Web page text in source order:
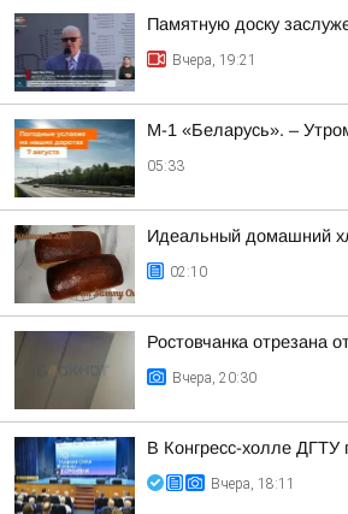
Памятную доску
Вчера, 19:21
М-1 «Беларусь». –
05:33
Идеальный домашний
02:10
Ростовчанка отрезана
Вчера, 20:30
В Конгресс-холле ДГТУ
Вчера, 18:11